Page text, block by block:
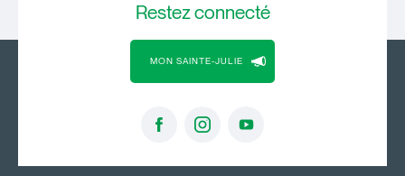
Restezconnecté
MON SAINTE-JULIE